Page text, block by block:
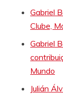
Gabriel
Clube,
Gabriel
Mundo
Julián